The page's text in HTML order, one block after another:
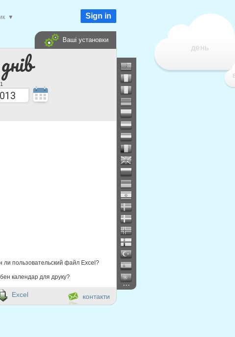
ли пользовательский файл Excel?
календар для друку?
день
▼ Sign in
Ваші установки
...
контакти
Excel